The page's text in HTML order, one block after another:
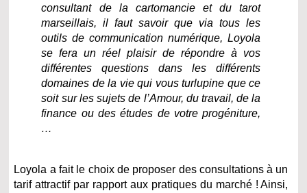
consultant de la cartomancie et du tarot
marseillais, il faut savoir que via tous les
outils de communication numérique, Loyola
se fera un réel plaisir de répondre à vos
différentes questions dans les différents
domaines de la vie qui vous turlupine que ce
soit sur les sujets de l’Amour, du travail, de la
finance ou des études de votre progéniture,
…
Loyola a fait le choix de proposer des consultations à un
tarif attractif par rapport aux pratiques du marché ! Ainsi,